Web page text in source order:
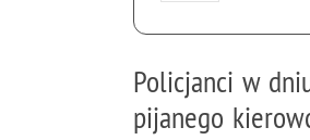
Policjanci w
pijanego